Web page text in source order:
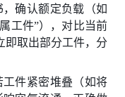
确认额定负载（如
工件”），对比当前
取出部分工件，分
工件紧密堆叠（如将